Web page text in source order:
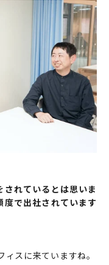
れているとは思いま
で出社されています
スに来ていますね。